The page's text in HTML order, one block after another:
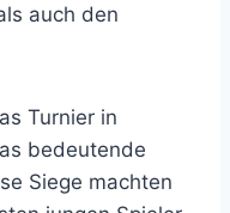
auch den
Turnier in
bedeutende
Siege machten